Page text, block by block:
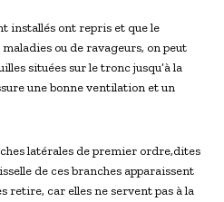
installés ont repris et que le
ou de ravageurs, on peut
situées sur le tronc jusqu’à la
une bonne ventilation et un
latérales de premier ordre,dites
de ces branches apparaissent
retire, car elles ne servent pas à la